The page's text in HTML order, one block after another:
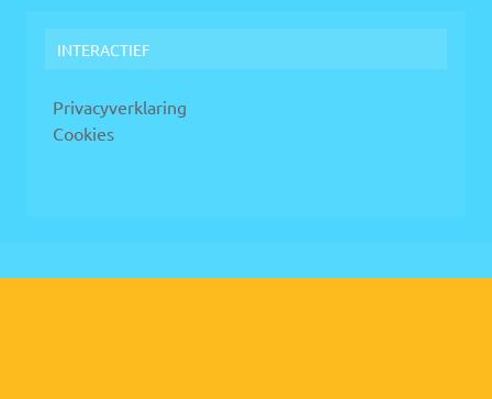
INTERACTIEF
Privacyverklaring
Cookies